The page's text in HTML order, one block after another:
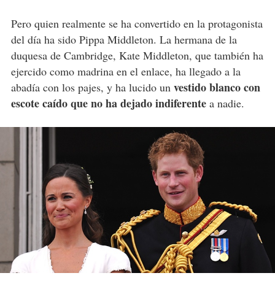
Pero quien realmente se ha convertido en la protagonista
del día ha sido Pippa Middleton. La hermana de la
duquesa de Cambridge, Kate Middleton, que también ha
ejercido como madrina en el enlace, ha llegado a la
abadía con los pajes, y ha lucido un vestido blanco con
escote caído que no ha dejado indiferentea nadie.